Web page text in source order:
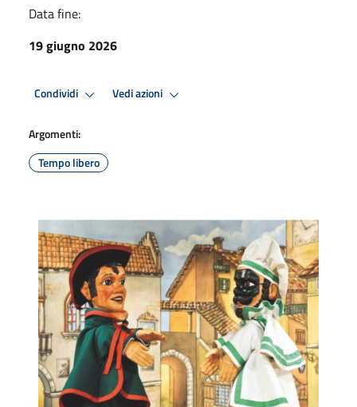
Data fine:
19 giugno 2026
Condividi Vedi azioni
Argomenti:
Tempo libero